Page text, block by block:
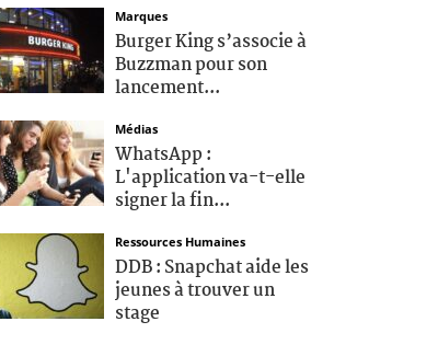
Marques
Burger King s’associe à
Buzzman pour son
lancement...
Médias
WhatsApp :
L'application va-t-elle
signer la fin...
Ressources Humaines
DDB : Snapchat aide les
jeunes à trouver un
stage